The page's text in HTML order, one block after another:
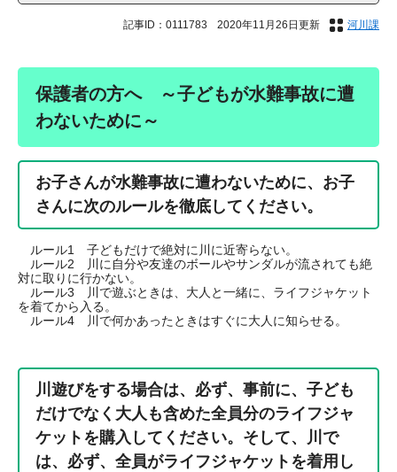
記事ID：0111783 2020年11月26日更新 河川課
保護者の方へ ～子どもが水難事故に遭
わないために～
お子さんが水難事故に遭わないために、お子
さんに次のルールを徹底してください。
ルール1 子どもだけで絶対に川に近寄らない。
ルール2 川に自分や友達のボールやサンダルが流されても絶
対に取りに行かない。
ルール3 川で遊ぶときは、大人と一緒に、ライフジャケット
を着てから入る。
ルール4 川で何かあったときはすぐに大人に知らせる。
川遊びをする場合は、必ず、事前に、子ども
だけでなく大人も含めた全員分のライフジャ
ケットを購入してください。そして、川で
は、必ず、全員がライフジャケットを着用し